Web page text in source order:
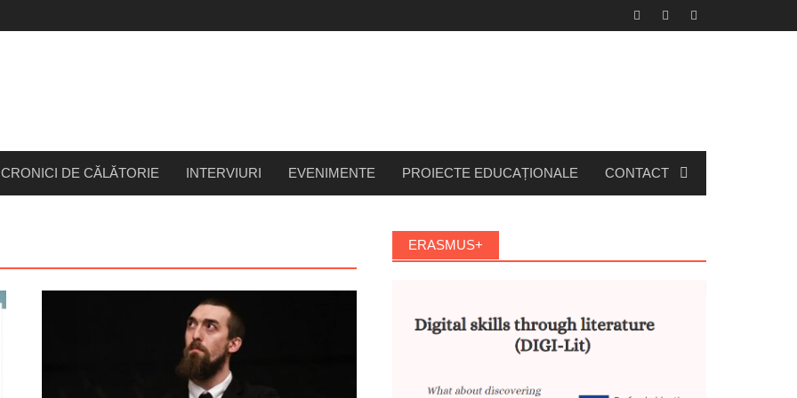
CRONICI DE CĂLĂTORIE INTERVIURI EVENIMENTE PROIECTE EDUCAȚIONALE CONTACT
ERASMUS+